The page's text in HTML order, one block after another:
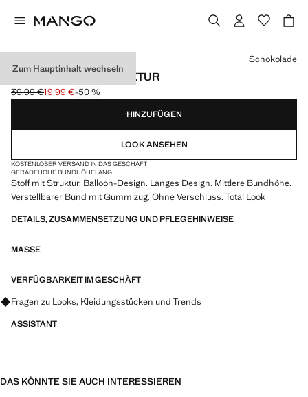
Zum Hauptinhalt wechseln
HAREMSHOSE MIT TEXTUR
Ausgangspreis durchgestrichen [39,99 € ]
39,99 €
Aktueller Preis [19,99 € ]
19,99 €-50 %
Wählen Sie eine Farbe
Schokolade
HINZUFÜGEN
LOOK ANSEHEN
KOSTENLOSER VERSAND IN DAS GESCHÄFT
GERADEHOHE BUNDHÖHELANG
Stoff mit Struktur. Balloon-Design. Langes Design. Mittlere Bundhöhe.
Verstellbarer Bund mit Gummizug. Ohne Verschluss. Total Look
DETAILS, ZUSAMMENSETZUNG UND PFLEGEHINWEISE
MASSE
VERFÜGBARKEIT IM GESCHÄFT
Fragen zu Looks, Kleidungsstücken und Trends
ASSISTANT
DAS KÖNNTE SIE AUCH INTERESSIEREN